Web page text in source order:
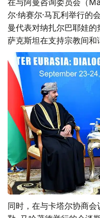
在与阿曼咨询委员会（
尔·纳赛尔·马瓦利举行的
曼代表对纳扎尔巴耶娃
萨克斯坦在支持宗教间和
同时，在与卡塔尔协商